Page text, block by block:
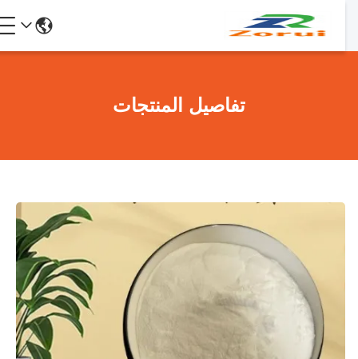
تفاصيل المنتجات